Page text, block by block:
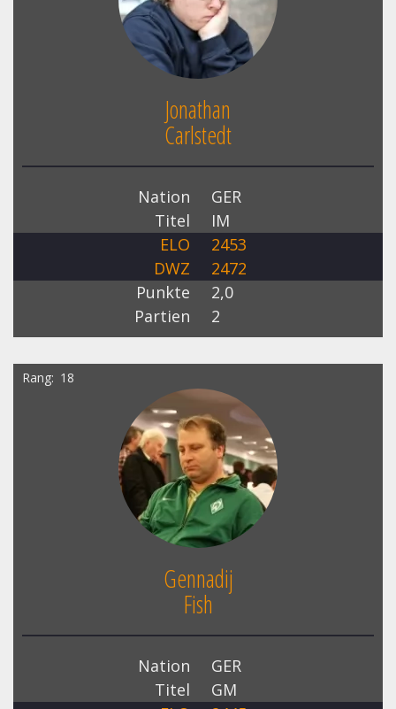
Jonathan
Carlstedt
Nation
GER
Titel
IM
ELO
2453
DWZ
2472
Punkte
2,0
Partien
2
Rang 18
Gennadij
Fish
Nation
GER
Titel
GM